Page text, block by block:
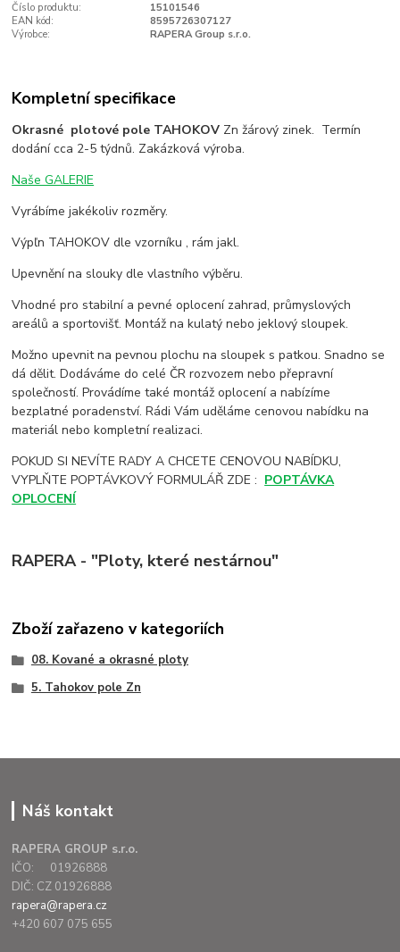
Číslo produktu:
15101546
EAN kód:
8595726307127
Výrobce:
RAPERA Group s.r.o.
Kompletní specifikace
Okrasné plotové pole TAHOKOV Zn žárový zinek. Termín
dodání cca 2-5 týdnů. Zakázková výroba.
Naše GALERIE
Vyrábíme jakékoliv rozměry.
Výpľn TAHOKOV dle vzorníku , rám jakl.
Upevnění na slouky dle vlastního výběru.
Vhodné pro stabilní a pevné oplocení zahrad, průmyslových
areálů a sportovišť. Montáž na kulatý nebo jeklový sloupek.
Možno upevnit na pevnou plochu na sloupek s patkou. Snadno se
dá dělit. Dodáváme do celé ČR rozvozem nebo přepravní
společností. Provádíme také montáž oplocení a nabízíme
bezplatné poradenství. Rádi Vám uděláme cenovou nabídku na
materiál nebo kompletní realizaci.
POKUD SI NEVÍTE RADY A CHCETE CENOVOU NABÍDKU,
VYPLŇTE POPTÁVKOVÝ FORMULÁŘ ZDE : POPTÁVKA
OPLOCENÍ
RAPERA - "Ploty, které nestárnou"
Zboží zařazeno v kategoriích
08. Kované a okrasné ploty
5. Tahokov pole Zn
Náš kontakt
RAPERA GROUP s.r.o.
IČO: 01926888
DIČ: CZ 01926888
rapera@rapera.cz
+420 607 075 655